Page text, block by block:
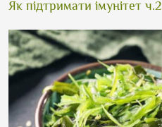
Як підтримати імунітет ч.2